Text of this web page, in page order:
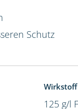
Schutz
Wirkstoff
125 g/l